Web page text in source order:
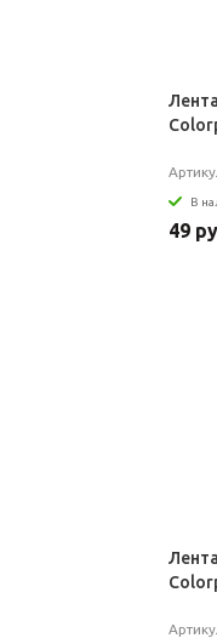
В
49